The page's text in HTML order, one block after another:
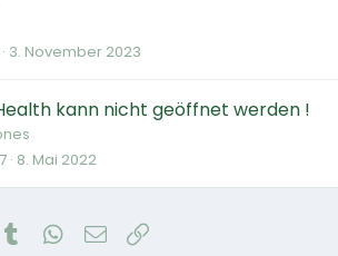
3. November 2023
kann nicht geöffnet werden !
8. Mai 2022
Tumblr WhatsApp
E-Mail